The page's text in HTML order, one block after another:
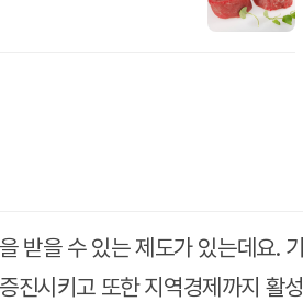
받을 수 있는 제도가 있는데요. 기
진시키고 또한 지역경제까지 활성